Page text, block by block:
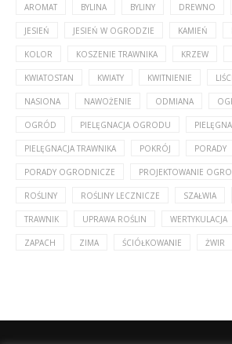
AROMAT BYLINA BYLINY DREWNO
JESIEŃ JESIEŃ W OGRODZIE KAMIEŃ
KOLOR KOSZENIE TRAWNIKA KRZEW
KWIATOSTAN KWIATY KWITNIENIE
NASIONA NAWOŻENIE ODMIANA
OGRÓD PIELĘGNACJA OGRODU
PIELĘGNACJA TRAWNIKA POKRÓJ PORADY
PORADY OGRODNICZE PROJEKTOWANIE
ROŚLINY ROŚLINY LECZNICZE SZAŁWIA
TRAWNIK UPRAWA ROŚLIN WERTYKULACJA
ZAPACH ZIMA ŚCIÓŁKOWANIE ŻWIR